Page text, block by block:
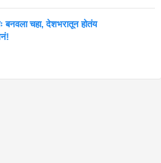
बनवला चहा, देशभरातून होतंय